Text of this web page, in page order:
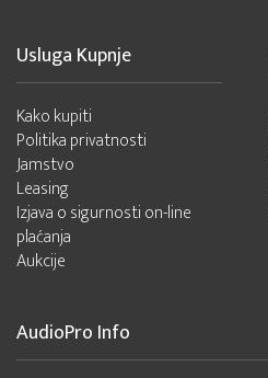
Usluga Kupnje
Kako kupiti
Politika privatnosti
Jamstvo
Leasing
Izjava o sigurnosti on-line
plaćanja
Aukcije
AudioPro Info